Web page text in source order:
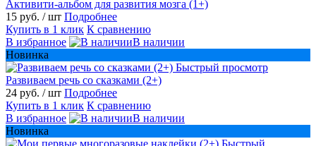
Активити-альбом для развития мозга (1+)
15 руб. / шт Подробнее
Купить в 1 клик К сравнению
В избранное
В наличии
Новинка
Быстрый просмотр
Развиваем речь со сказками (2+)
24 руб. / шт Подробнее
Купить в 1 клик К сравнению
В избранное
В наличии
Новинка
Быстрый